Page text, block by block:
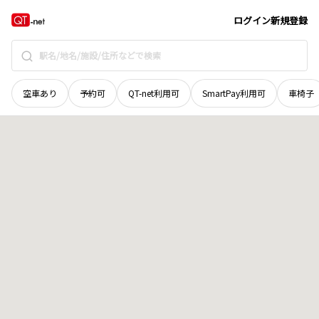
ログイン新規登録
空車あり 予約可 QT-net利用可 SmartPay利用可 車椅子
香川県